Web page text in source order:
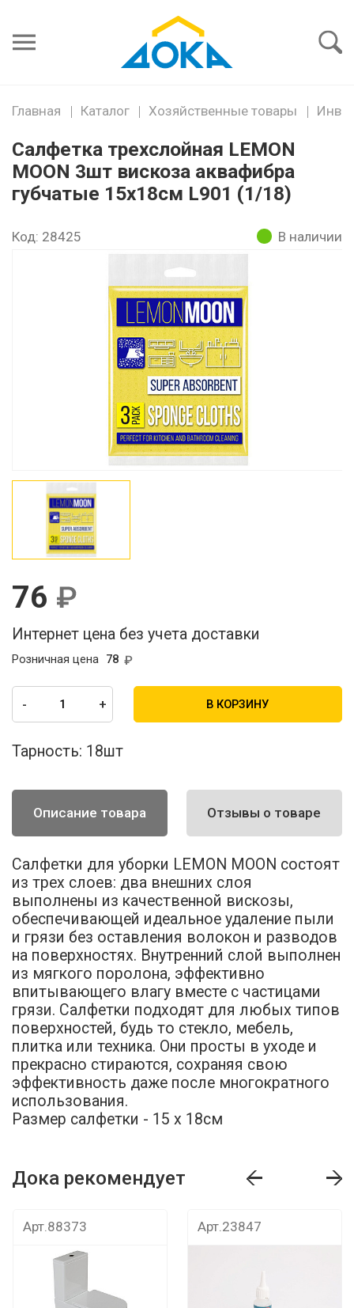
пароль
Главная Каталог Хозяйственные товары
Салфетка трехслойная LEMON
MOON 3шт вискоза аквафибра
губчатые 15х18см L901 (1/18)
Код: 28425 В наличии
76
Интернет цена без учета доставки
78
Розничная цена
- + В КОРЗИНУ
Тарность: 18шт
Описание товара Отзывы о товаре
Салфетки для уборки LEMON MOON состоят
из трех слоев: два внешних слоя
выполнены из качественной вискозы,
обеспечивающей идеальное удаление пыли
и грязи без оставления волокон и разводов
на поверхностях. Внутренний слой выполнен
из мягкого поролона, эффективно
впитывающего влагу вместе с частицами
грязи. Салфетки подходят для любых типов
поверхностей, будь то стекло, мебель,
плитка или техника. Они просты в уходе и
прекрасно стираются, сохраняя свою
эффективность даже после многократного
использования.
Размер салфетки - 15 х 18см
Дока рекомендует
Арт.88373 Арт.23847
Дока рекомендует Дока